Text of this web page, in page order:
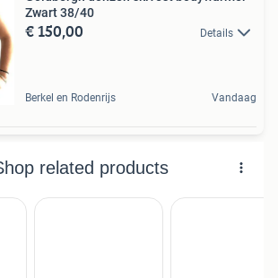
Zwart 38/40
€ 150,00 Details
Berkel en Rodenrijs Vandaag